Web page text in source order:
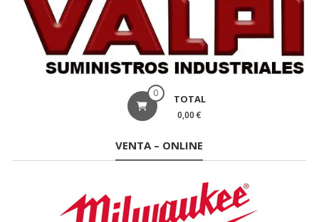
SUMINISTROS
INDUSTRIALES
Suministros
0 TOTAL
0,00 €
VENTA – ONLINE